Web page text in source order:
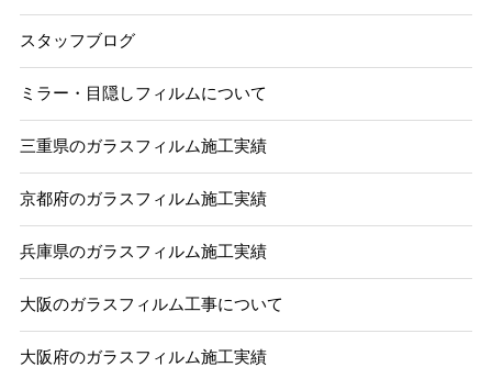
スタッフブログ
ミラー・目隠しフィルムについて
三重県のガラスフィルム施工実績
京都府のガラスフィルム施工実績
兵庫県のガラスフィルム施工実績
大阪のガラスフィルム工事について
大阪府のガラスフィルム施工実績